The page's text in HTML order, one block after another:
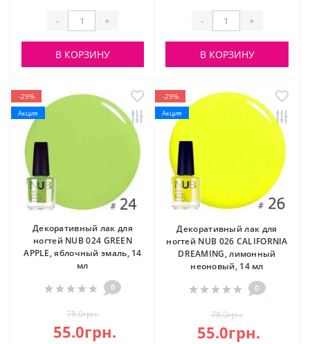
- +
В КОРЗИНУ
- +
В КОРЗИНУ
-29%
Акция
Декоративный лак для
ногтей NUB 024 GREEN
APPLE, яблочный эмаль, 14
мл
0
78.0грн.
55.0грн.
-29%
Акция
Декоративный лак для
ногтей NUB 026 CALIFORNIA
DREAMING, лимонный
неоновый, 14 мл
0
78.0грн.
55.0грн.